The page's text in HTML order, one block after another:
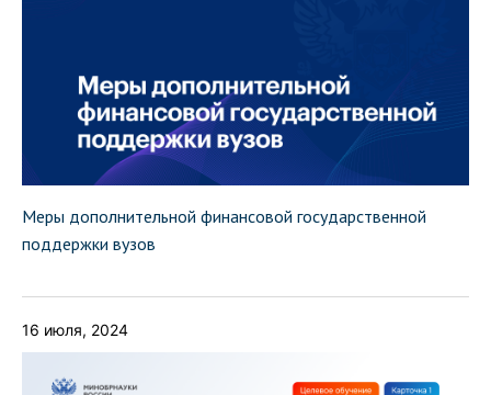
Меры дополнительной финансовой государственной
поддержки вузов
16 июля, 2024